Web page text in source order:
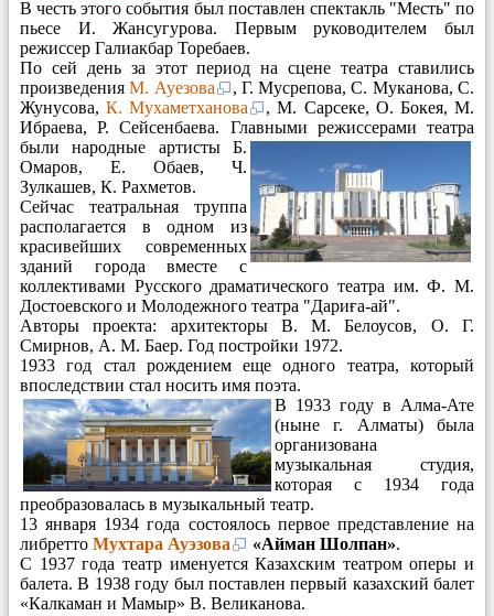
В честь этого события был поставлен спектакль "Месть" по
пьесе И. Жансугурова. Первым руководителем был
режиссер Галиакбар Торебаев.
По сей день за этот период на сцене театра ставились
произведенияМ. Ауезова
, Г. Мусрепова, С. Муканова, С.
Жунусова,К. Мухаметханова
, М. Сарсеке, О. Бокея, М.
Ибраева, Р. Сейсенбаева. Главными режиссерами театра
были народные артисты Б.
Омаров, Е. Обаев, Ч.
Зулкашев, К. Рахметов.
Сейчас театральная труппа
располагается в одном из
красивейших современных
зданий города вместе с
коллективами Русского драматического театра им. Ф. М.
Достоевского и Молодежного театра "Дариға-ай".
Авторы проекта: архитекторы В. М. Белоусов, О. Г.
Смирнов, А. М. Баер. Год постройки 1972.
1933 год стал рождением еще одного театра, который
впоследствии стал носить имя поэта.
В 1933 году в Алма-Ате
(ныне г. Алматы) была
организована
музыкальная студия,
которая с 1934 года
преобразовалась в музыкальный театр.
13 января 1934 года состоялось первое представление на
либретто Мухтара Ауэзова «Айман Шолпан».
С 1937 года театр именуется Казахским театром оперы и
балета. В 1938 году был поставлен первый казахский балет
«Калкаман и Мамыр» В. Великанова.